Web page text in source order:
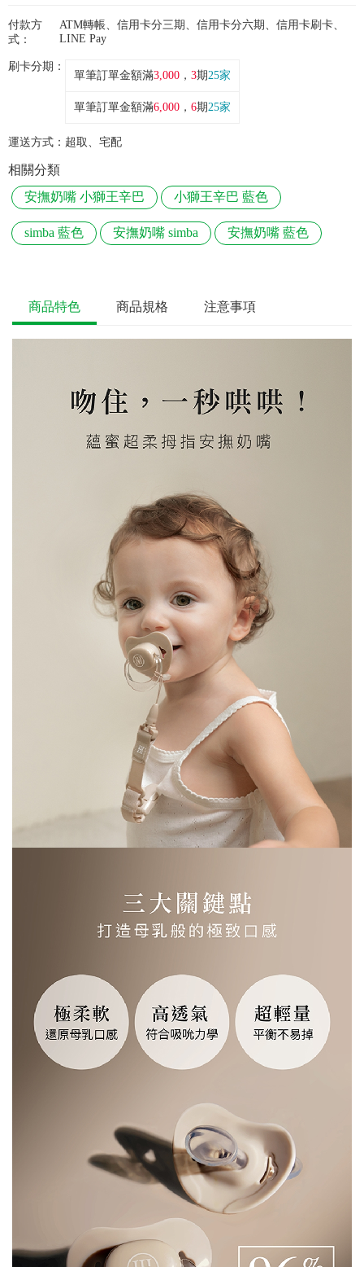
付款方
式：
ATM轉帳、信用卡分三期、信用卡分六期、信用卡刷卡、
LINE Pay
刷卡分期：
單筆訂單金額滿3,000 ， 3期25家
單筆訂單金額滿6,000 ， 6期25家
運送方式： 超取、宅配
相關分類
安撫奶嘴 小獅王辛巴
小獅王辛巴 藍色
simba 藍色 安撫奶嘴 simba 安撫奶嘴 藍色
商品特色 商品規格 注意事項